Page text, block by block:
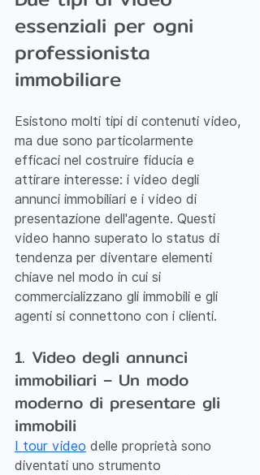
essenziali per ogni
professionista
immobiliare
Esistono molti tipi di contenuti video,
ma due sono particolarmente
efficaci nel costruire fiducia e
attirare interesse: i video degli
annunci immobiliari e i video di
presentazione dell'agente. Questi
video hanno superato lo status di
tendenza per diventare elementi
chiave nel modo in cui si
commercializzano gli immobili e gli
agenti si connettono con i clienti.
1. Video degli annunci
immobiliari – Un modo
moderno di presentare gli
immobili
I tour video delle proprietà sono
diventati uno strumento